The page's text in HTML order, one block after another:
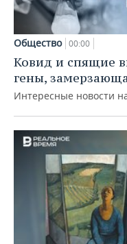
Общество 00:00
Ковид и спящие
гены,
Интересные новости